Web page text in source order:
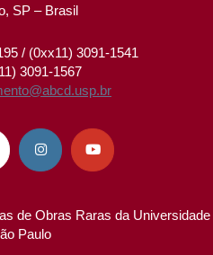
SP – Brasil
/ (0xx11) 3091-1541
3091-1567
 
de Obras Raras da Universidade
Paulo